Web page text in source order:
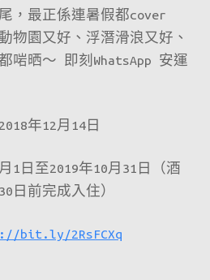
，最正係連暑假都cover
物園又好、浮潛滑浪又好、
啱晒～ 即刻WhatsApp 安運
年12月14日
1日至2019年10月31日（酒
日前完成入住）
bit.ly/2RsFCXq